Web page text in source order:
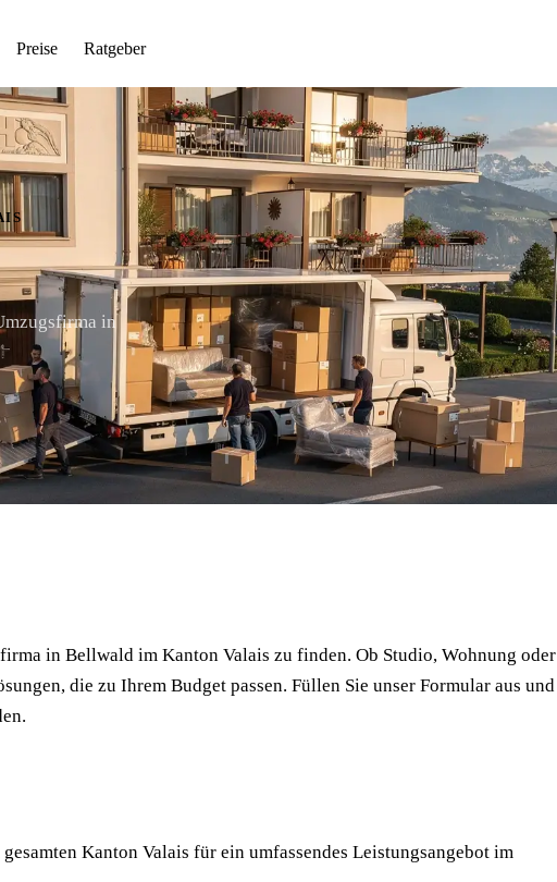
Preise Ratgeber
in
in Bellwald im Kanton Valais zu finden. Ob Studio, Wohnung oder
die zu Ihrem Budget passen. Füllen Sie unser Formular aus und
Kanton Valais für ein umfassendes Leistungsangebot im